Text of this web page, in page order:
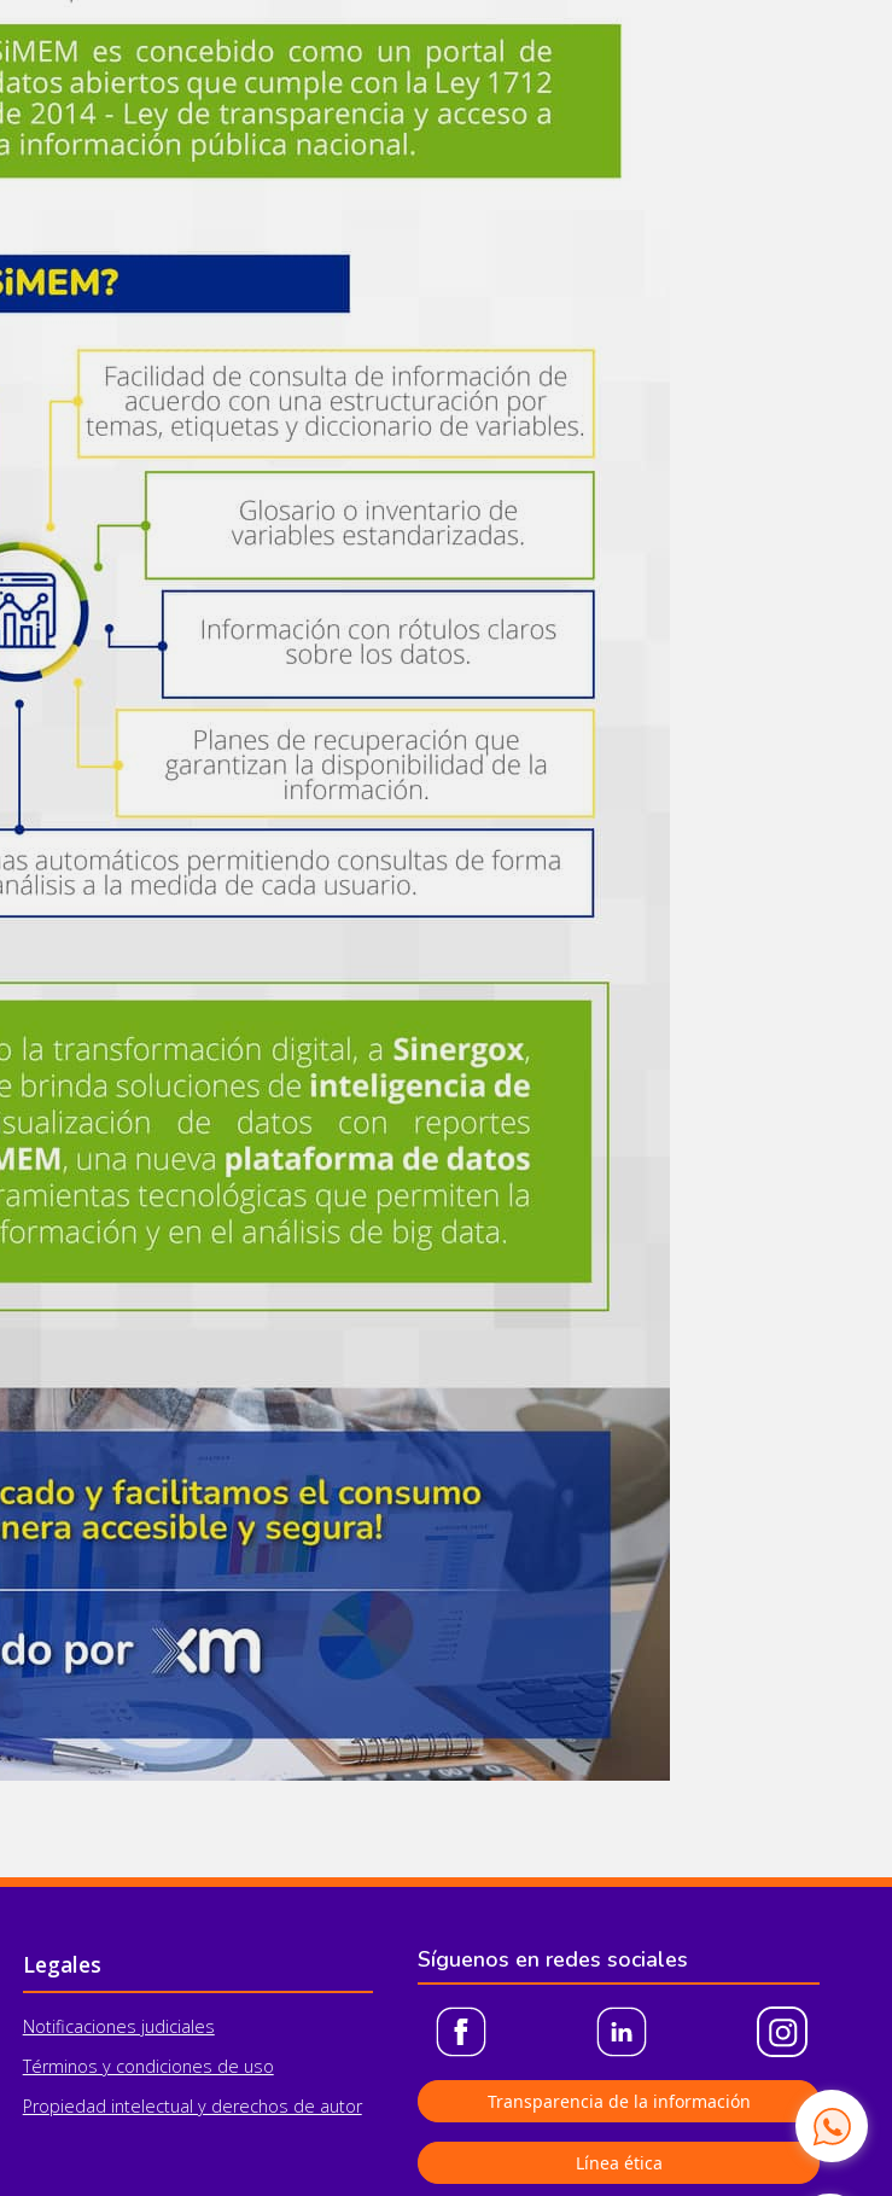
Legales
Notificaciones judiciales
Términos y condiciones de uso
Propiedad intelectual y derechos de autor
Síguenos en redes sociales
Transparencia de la información
Línea ética